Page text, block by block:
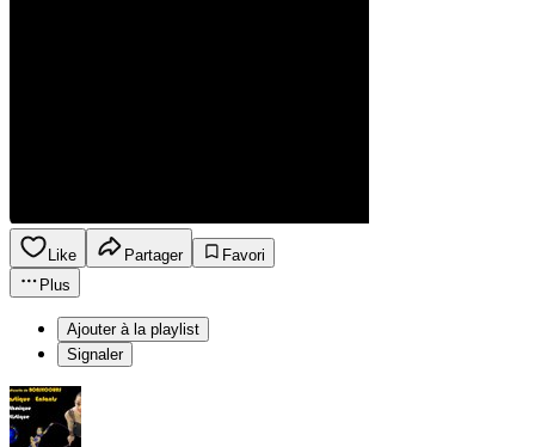
Like Partager
Favori
Plus
Ajouter à la playlist
Signaler